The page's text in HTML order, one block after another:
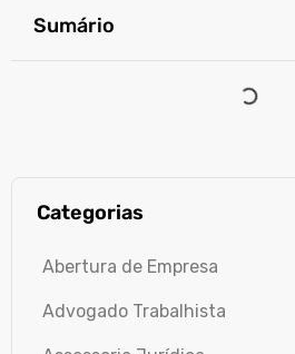
Sumário
Categorias
Abertura de Empresa
Advogado Trabalhista